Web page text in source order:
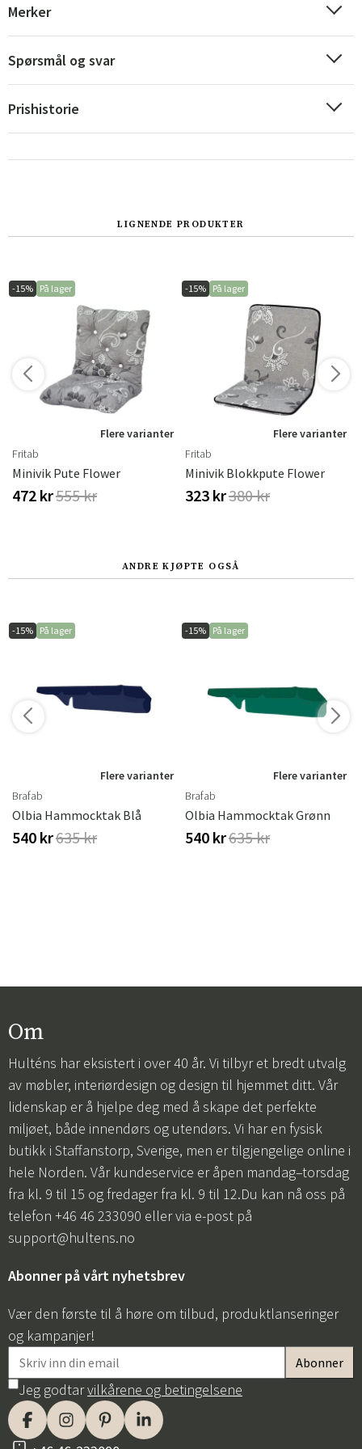
Sverige
Danmark
Merker
Spørsmål og svar
Prishistorie
LIGNENDE PRODUKTER
-15% På lager
Flere varianter
Fritab
Minivik Pute Flower
472 kr555 kr
-15% På lager
Flere varianter
Fritab
Minivik Blokkpute Flower
323 kr380 kr
ANDRE KJØPTE OGSÅ
-15% På lager
Flere varianter
Brafab
Olbia Hammocktak Blå
540 kr635 kr
-15% På lager
Flere varianter
Brafab
Olbia Hammocktak Grønn
540 kr635 kr
Om
Hulténs har eksistert i over 40 år. Vi tilbyr et bredt utvalg
av møbler, interiørdesign og design til hjemmet ditt. Vår
lidenskap er å hjelpe deg med å skape det perfekte
miljøet, både innendørs og utendørs. Vi har en fysisk
butikk i Staffanstorp, Sverige, men er tilgjengelige online i
hele Norden. Vår kundeservice er åpen mandag–torsdag
fra kl. 9 til 15 og fredager fra kl. 9 til 12.Du kan nå oss på
telefon +46 46 233090 eller via e-post på
support@hultens.no
Abonner på vårt nyhetsbrev
Vær den første til å høre om tilbud, produktlanseringer
og kampanjer!
Jeg godtarvilkårene og betingelsene